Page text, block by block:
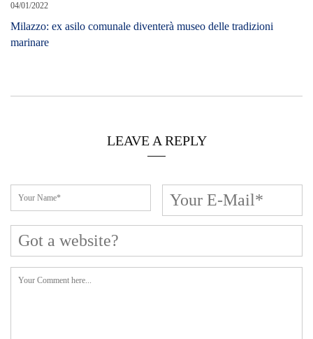
04/01/2022
Milazzo: ex asilo comunale diventerà museo delle tradizioni
marinare
LEAVE A REPLY